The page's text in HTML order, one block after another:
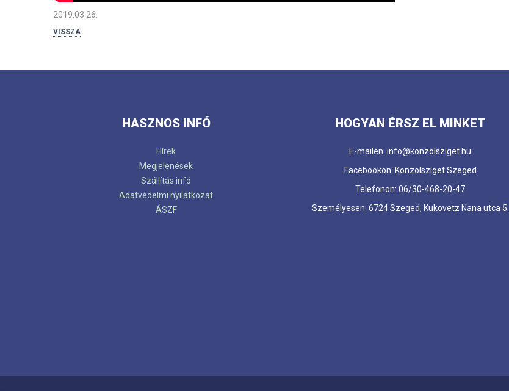
2019.03.26.
VISSZA
HASZNOS INFÓ
Hírek
Megjelenések
Szállítás infó
Adatvédelmi nyilatkozat
ÁSZF
HOGYAN ÉRSZ EL MINKET
E-mailen: info@konzolsziget.hu
Facebookon: Konzolsziget Szeged
Telefonon: 06/30-468-20-47
Személyesen: 6724 Szeged, Kukovetz Nana utca 5.